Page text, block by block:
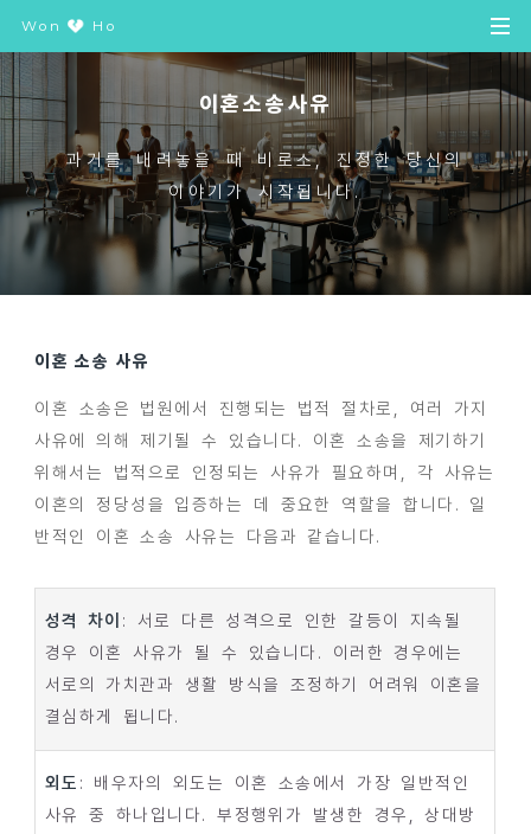
Won Ho
이혼소송사유
과거를 내려놓을 때 비로소, 진정한 당신의
이야기가 시작됩니다.
이혼 소송 사유
이혼 소송은 법원에서 진행되는 법적 절차로, 여러 가지
사유에 의해 제기될 수 있습니다. 이혼 소송을 제기하기
위해서는 법적으로 인정되는 사유가 필요하며, 각 사유는
이혼의 정당성을 입증하는 데 중요한 역할을 합니다. 일
반적인 이혼 소송 사유는 다음과 같습니다.
성격 차이 : 서로 다른 성격으로 인한 갈등이 지속될
경우 이혼 사유가 될 수 있습니다. 이러한 경우에는
서로의 가치관과 생활 방식을 조정하기 어려워 이혼을
결심하게 됩니다.
외도 : 배우자의 외도는 이혼 소송에서 가장 일반적인
사유 중 하나입니다. 부정행위가 발생한 경우, 상대방